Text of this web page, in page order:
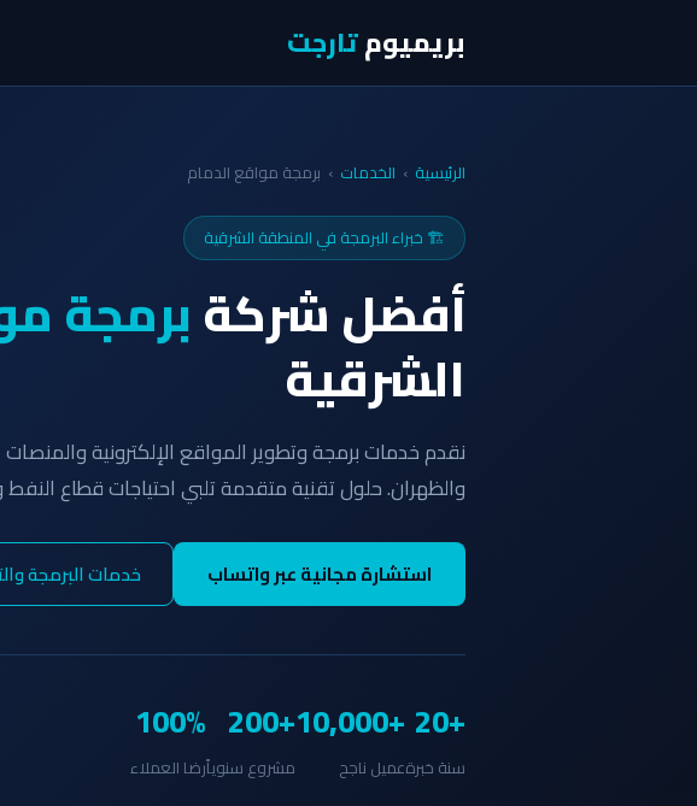
بريميومتارجت
الرئيسية › الخدمات › برمجة مواقع الدمام
🏗️ خبراء البرمجة في المنطقة الشرقية
أفضل شركةبرمجة
الشرقية
نقدم خدمات برمجة وتطوير المواقع الإلكترونية
والظهران. حلول تقنية متقدمة تلبي احتياجات قطاع
استشارة مجانية عبر واتساب خدمات البرمجة
+20
سنة خبرة
+10,000
عميل ناجح
+200
مشروع سنوياً
100%
رضا العملاء